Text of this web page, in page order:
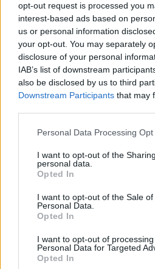
opt-out request is processed you
interest-based ads based on
us or personal information
your opt-out. You may separately
disclosure of your personal
IAB’s list of downstream
also be disclosed by us to third
Downstream Participants that may
Personal Data Processing
I want to opt-out of the
personal data.
Opted In
I want to opt-out of the Sale of
Personal Data.
Opted In
I want to opt-out of
Personal Data for Targeted
Opted In
„Rally Žemaitija“
Vienas atkakliausių finalų
kur nuo starto iki pat
dėl nugalėtojo vardo
Pidkovas ir Gustas